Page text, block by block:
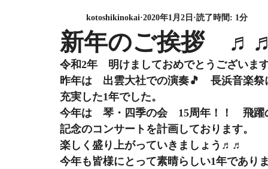
新年のご挨拶
kotoshikinokai 2020年1月2日 読了時間: 1分
令和2年　明けましておめでとうございま
昨年は　出雲大社での演奏🎵　長浜音楽
充実した1年でした。
今年は　琴・四季の会　15周年！！　飛
記念のコンサートを計画しております。
楽しく盛り上がっていきましょう♬♬
今年も皆様にとって素晴らしい1年であり